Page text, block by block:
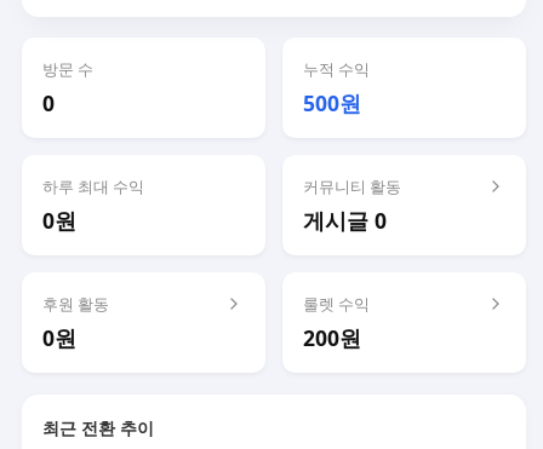
방문 수
0
누적 수익
500원
하루 최대 수익
0원
커뮤니티 활동
게시글 0
후원 활동
0원
룰렛 수익
200원
최근 전환 추이